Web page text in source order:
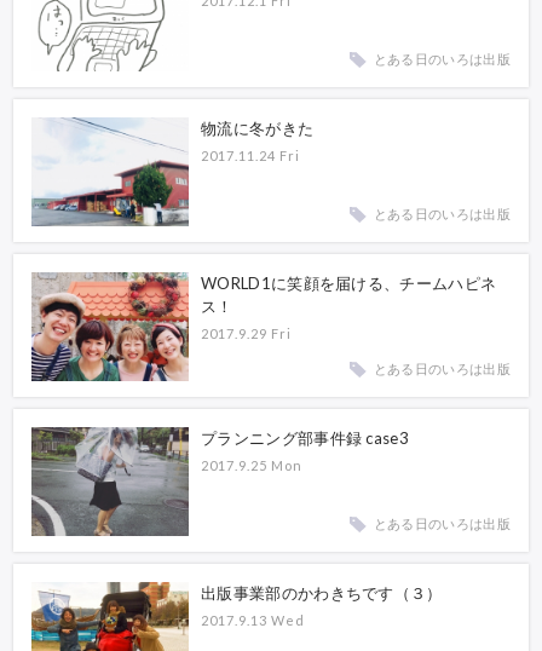
とある日のいろは出版
物流に冬がきた
2017.11.24 Fri
とある日のいろは出版
WORLD1に笑顔を届ける、チームハピネ
ス！
2017.9.29 Fri
とある日のいろは出版
プランニング部事件録 case3
2017.9.25 Mon
とある日のいろは出版
出版事業部のかわきちです（３）
2017.9.13 Wed